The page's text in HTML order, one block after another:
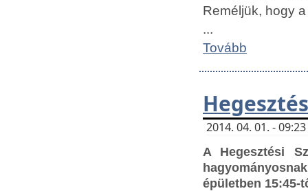
Reméljük, hogy
...
Tovább
2014. 04. 01. -
A Hegesztési
épületben 15:45-